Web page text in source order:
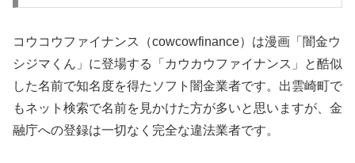
コウコウファイナンス（cowcowfinance）は漫画「闇金ウ
シジマくん」に登場する「カウカウファイナンス」と酷似
した名前で知名度を得たソフト闇金業者です。出雲崎町で
もネット検索で名前を見かけた方が多いと思いますが、金
融庁への登録は一切なく完全な違法業者です。